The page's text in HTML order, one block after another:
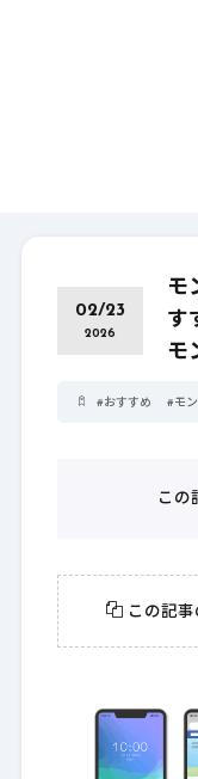
02/23
2026
モ
す
モ
#おすすめ #モ
この
この記